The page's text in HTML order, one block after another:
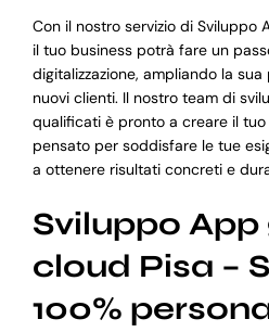
Con il nostro servizio di Sviluppo
il tuo business potrà fare un
digitalizzazione, ampliando la
nuovi clienti. Il nostro team di
qualificati è pronto a creare il
pensato per soddisfare le tue
a ottenere risultati concreti e
Sviluppo
cloud Pisa –
100%